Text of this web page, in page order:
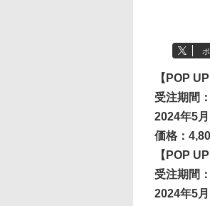
【POP
受注期間
2024年5
価格：
【POP
受注期間
2024年5